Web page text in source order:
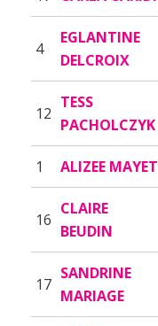
4
EGLANTINE
DELCROIX
12
TESS
PACHOLCZYK
1 ALIZEE MAYET
16
CLAIRE
BEUDIN
17
SANDRINE
MARIAGE